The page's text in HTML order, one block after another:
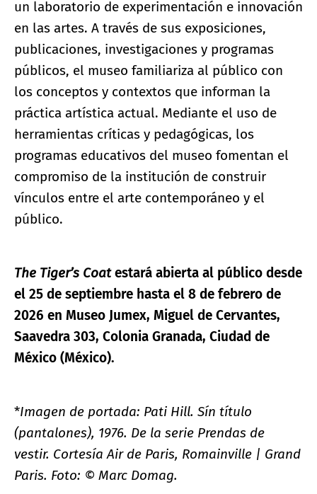
un laboratorio de experimentación e innovación
en las artes. A través de sus exposiciones,
publicaciones, investigaciones y programas
públicos, el museo familiariza al público con
los conceptos y contextos que informan la
práctica artística actual. Mediante el uso de
herramientas críticas y pedagógicas, los
programas educativos del museo fomentan el
compromiso de la institución de construir
vínculos entre el arte contemporáneo y el
público.
The Tiger’s Coatestará abierta al público desde
el 25 de septiembre hasta el 8 de febrero de
2026 en Museo Jumex, Miguel de Cervantes,
Saavedra 303, Colonia Granada, Ciudad de
México (México).
*Imagen de portada: Pati Hill. Sín título
(pantalones), 1976. De la serie Prendas de
vestir. Cortesía Air de Paris, Romainville | Grand
Paris. Foto: © Marc Domag.